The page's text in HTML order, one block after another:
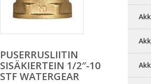
PUSERRUSLIITIN
SISÄKIERTEIN 1/2″-10
STF WATERGEAR